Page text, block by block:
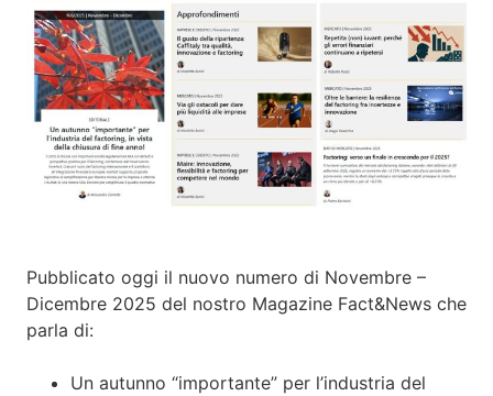
Pubblicato oggi il nuovo numero di Novembre –
Dicembre 2025 del nostro Magazine Fact&News che
parla di:
Un autunno “importante” per l’industria del